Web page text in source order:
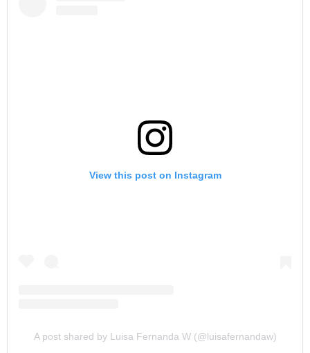
View this post on Instagram
A post shared by Luisa Fernanda W (@luisafernandaw)